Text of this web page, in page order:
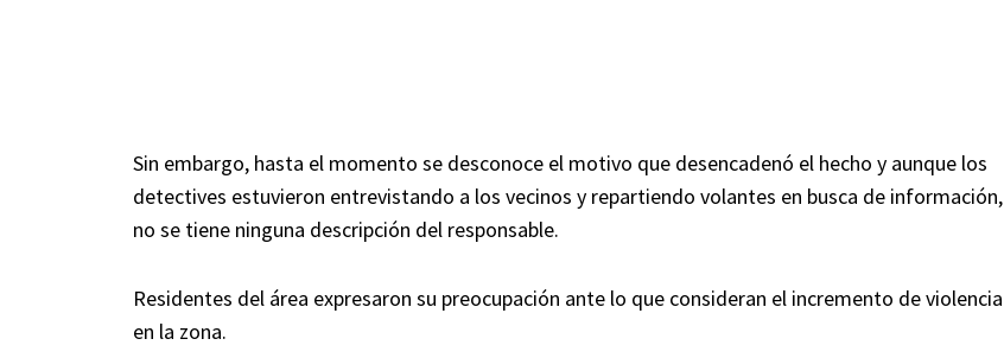
Sin embargo, hasta el momento se desconoce el motivo que desencadenó el hecho y aunque los
detectives estuvieron entrevistando a los vecinos y repartiendo volantes en busca de información,
no se tiene ninguna descripción del responsable.
Residentes del área expresaron su preocupación ante lo que consideran el incremento de violencia
en la zona.